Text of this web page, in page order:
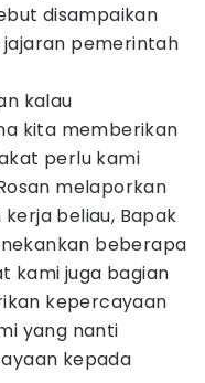
disampaikan
pemerintah
kalau
kita memberikan
perlu kami
melaporkan
beliau, Bapak
beberapa
kami juga bagian
kepercayaan
yang nanti
kepada